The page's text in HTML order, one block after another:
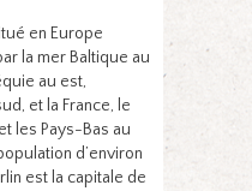
en Europe
la mer Baltique au
au est,
et la France, le
les Pays-Bas au
d’environ
est la capitale de